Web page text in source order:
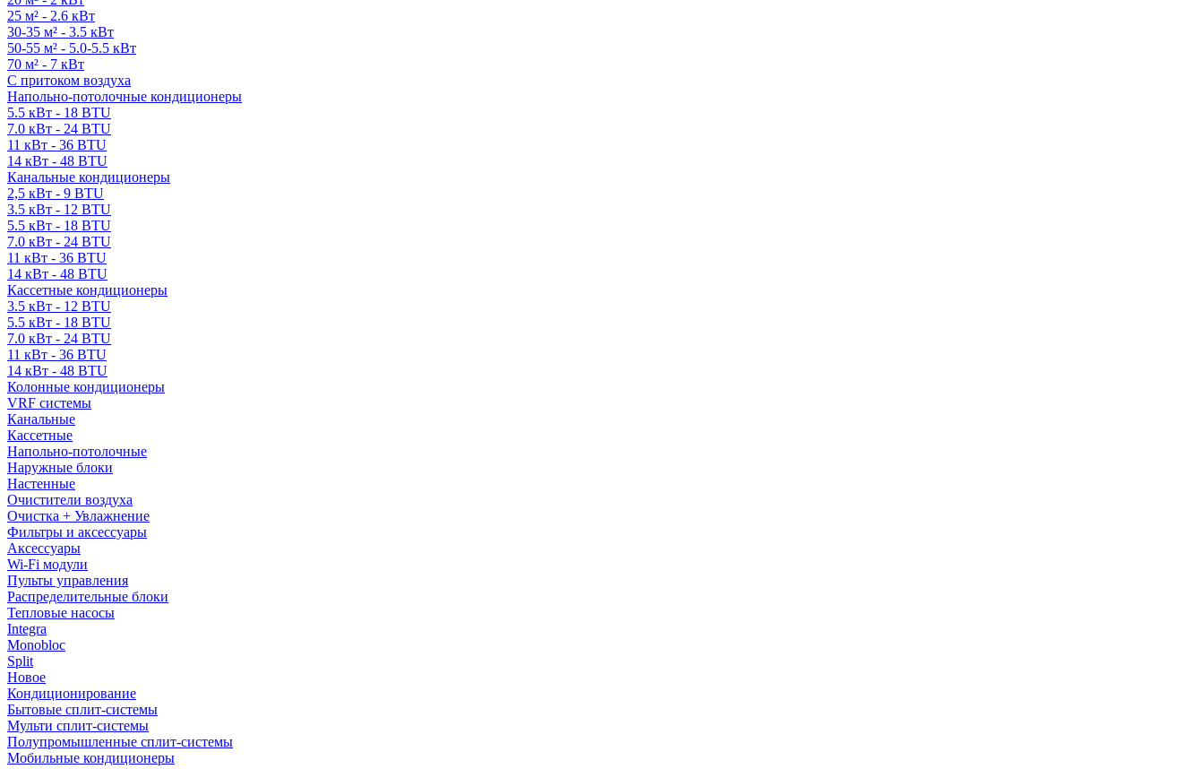
25 м² - 2.6 кВт
30-35 м² - 3.5 кВт
50-55 м² - 5.0-5.5 кВт
70 м² - 7 кВт
С притоком воздуха
Напольно-потолочные кондиционеры
5.5 кВт - 18 BTU
7.0 кВт - 24 BTU
11 кВт - 36 BTU
14 кВт - 48 BTU
Канальные кондиционеры
2,5 кВт - 9 BTU
3.5 кВт - 12 BTU
5.5 кВт - 18 BTU
7.0 кВт - 24 BTU
11 кВт - 36 BTU
14 кВт - 48 BTU
Кассетные кондиционеры
3.5 кВт - 12 BTU
5.5 кВт - 18 BTU
7.0 кВт - 24 BTU
11 кВт - 36 BTU
14 кВт - 48 BTU
Колонные кондиционеры
VRF системы
Канальные
Кассетные
Напольно-потолочные
Наружные блоки
Настенные
Очистители воздуха
Очистка + Увлажнение
Фильтры и аксессуары
Аксессуары
Wi-Fi модули
Пульты управления
Распределительные блоки
Тепловые насосы
Integra
Monobloc
Split
Новое
Кондиционирование
Бытовые сплит-системы
Мульти сплит-системы
Полупромышленные сплит-системы
Мобильные кондиционеры